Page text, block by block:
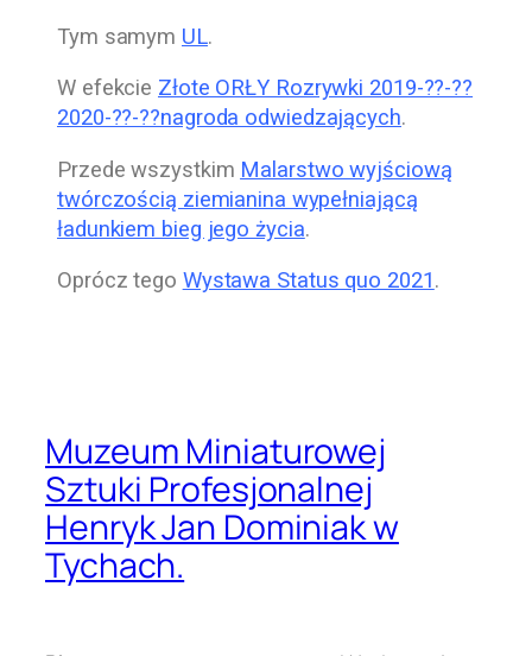
Tym samym UL.
W efekcie Złote ORŁY Rozrywki 2019-??-??
2020-??-??nagroda odwiedzających.
Przede wszystkim Malarstwo wyjściową
twórczością ziemianina wypełniającą
ładunkiem bieg jego życia.
Oprócz tego Wystawa Status quo 2021.
Muzeum Miniaturowej
Sztuki Profesjonalnej
Henryk Jan Dominiak w
Tychach.